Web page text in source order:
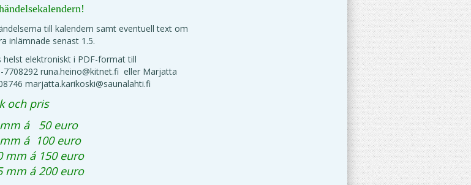
till kalendern samt eventuell text om
inlämnade senast 1.5.
helst elektroniskt i PDF-format till
7708292 runa.heino@kitnet.fi eller Marjatta
marjatta.karikoski@saunalahti.fi
och pris
á 50 euro
á 100 euro
mm á 150 euro
mm á 200 euro